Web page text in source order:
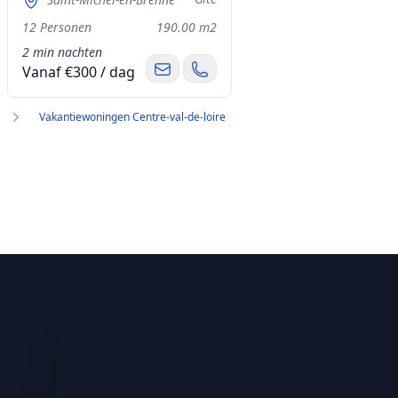
12 Personen
190.00 m2
2 min nachten
Vanaf €300 / dag
Vakantiewoningen Centre-val-de-loire